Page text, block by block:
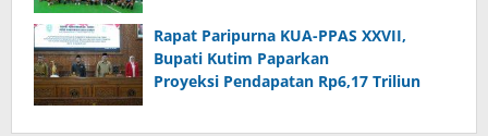
Rapat Paripurna KUA-PPAS XXVII,
Bupati Kutim Paparkan
Proyeksi Pendapatan Rp6,17 Triliun